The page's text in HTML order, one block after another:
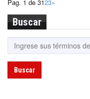
Pag. 1 de 3123»
Buscar
Buscar